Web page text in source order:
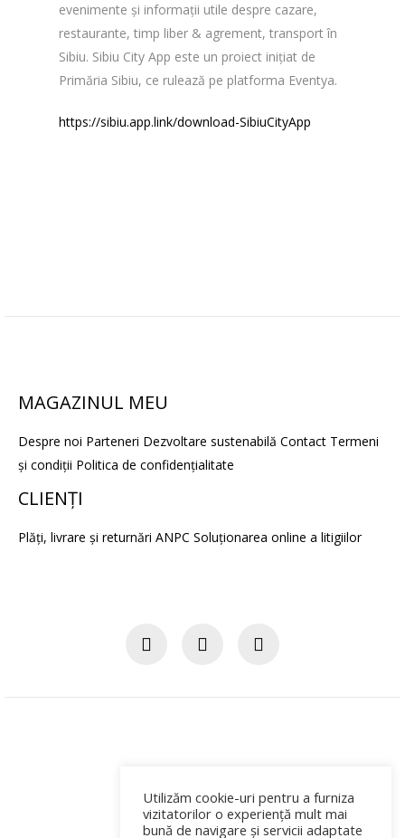
evenimente și informații utile despre cazare,
restaurante, timp liber & agrement, transport în
Sibiu. Sibiu City App este un proiect inițiat de
Primăria Sibiu, ce rulează pe platforma Eventya.
https://sibiu.app.link/download-SibiuCityApp
MAGAZINUL MEU
Despre noi Parteneri Dezvoltare sustenabilă Contact Termeni
și condiții Politica de confidențialitate
CLIENŢI
Plăți, livrare și returnări ANPC Soluţionarea online a litigiilor
Utilizăm cookie-uri pentru a furniza
vizitatorilor o experiență mult mai
bună de navigare și servicii adaptate